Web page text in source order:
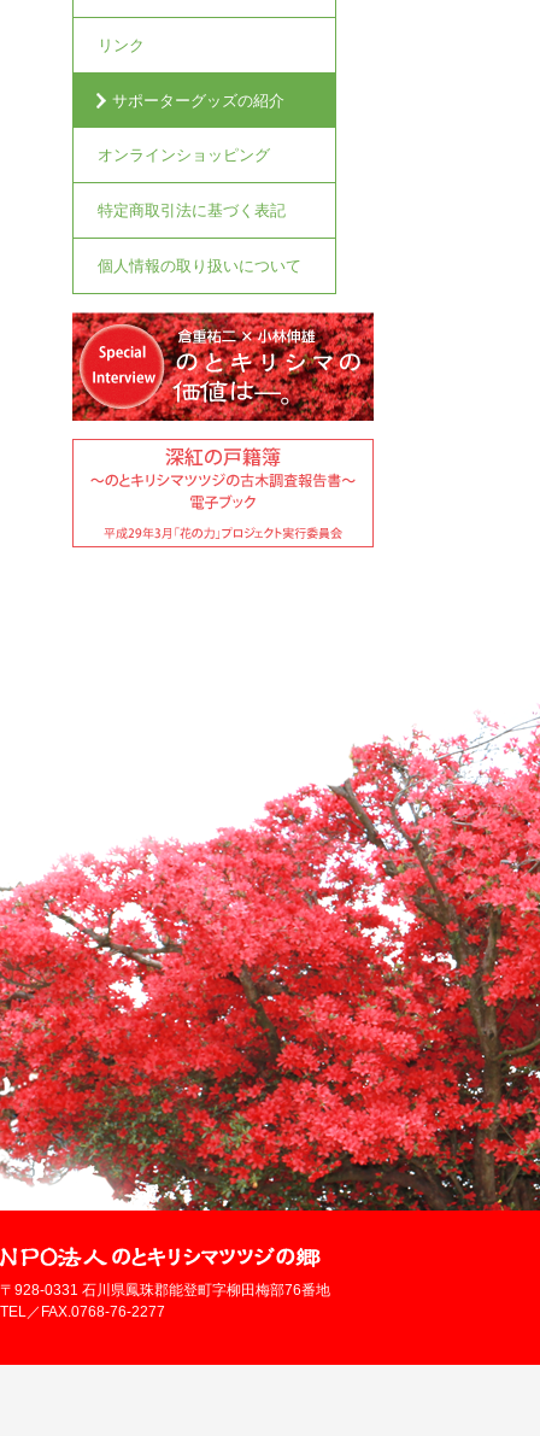
リンク
サポーターグッズの紹介
オンラインショッピング
特定商取引法に基づく表記
個人情報の取り扱いについて
〒928-0331 石川県鳳珠郡能登町字柳田梅部76番地
TEL／FAX.0768-76-2277